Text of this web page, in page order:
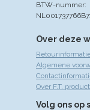
Over deze
Algemene
Over F.T.
Volg ons op
BTW-nummer: